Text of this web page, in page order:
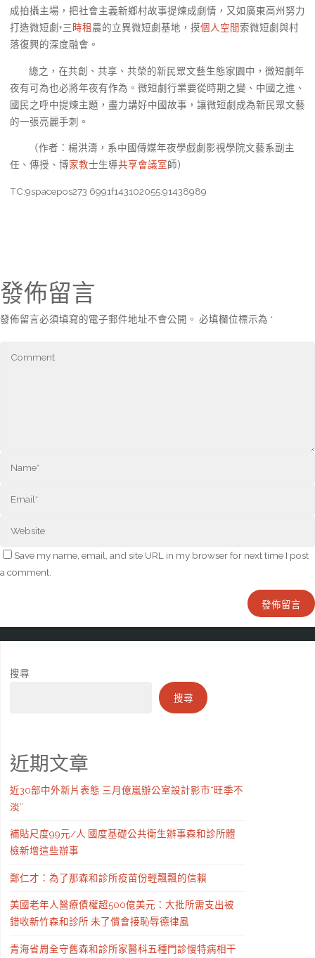
成拍攝主場，把社會主義新鄉村故事提煉成劇情，又如廣東高州努力
打造微短劇+三 時租 農的立異微短劇基地，摸個人空間索微短劇與村
落復興的深度融會。
總之，在共創、共享、共榮的新民眾文藝生態家園中，微短劇年
夜有可為也必將年夜有作為。微短劇行業要從時期之變、中國之進、
國民之呼中提煉主題，盡力講好中國故事，讓微短劇成為新民眾文藝
的一張亮麗手刺。
（作者：楊洪濤，系中國傳媒年夜學戲劇影視學院文藝系副主
任、傳授、博家教士生導共享會議室師）
TC:9spacepos273 6991f143102055.91438989
發佈留言
發佈留言必須填寫的電子郵件地址不會公開。 必填欄位標示為 *
Save my name, email, and site URL in my browser for next time I post
a comment.
搜尋
搜尋
近期文章
近30部中外新片表態 三月億嵐辦公室設計影市“旺季不
淡”
補貼尺度99元/人 國度基礎公共衛生辦事森和診所體
檢新增這些辦事
鄭仁才：為了那森和診所疫苗份輕飄飄的信賴
美國老年人醫療債權超500億美元：大批所需支出被
錯收新竹森和診所 未了償會接恥辱德律風
青海省周全守舊森和診所家醫科五種門診慢特病相干